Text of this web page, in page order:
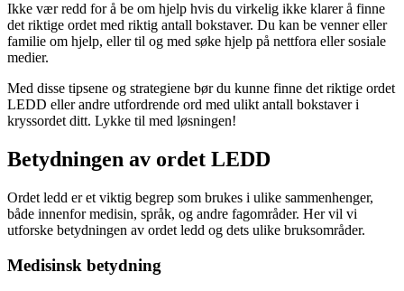
Ikke vær redd for å be om hjelp hvis du virkelig ikke klarer å finne
det riktige ordet med riktig antall bokstaver. Du kan be venner eller
familie om hjelp, eller til og med søke hjelp på nettfora eller sosiale
medier.
Med disse tipsene og strategiene bør du kunne finne det riktige ordet
LEDD eller andre utfordrende ord med ulikt antall bokstaver i
kryssordet ditt. Lykke til med løsningen!
Betydningen av ordet LEDD
Ordet ledd er et viktig begrep som brukes i ulike sammenhenger,
både innenfor medisin, språk, og andre fagområder. Her vil vi
utforske betydningen av ordet ledd og dets ulike bruksområder.
Medisinsk betydning